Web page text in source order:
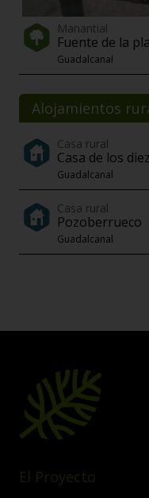
Manantial
Fuente de la
Guadalcanal
Alojamientos
Casa rural
Casa de los
Guadalcanal
Casa rural
Pozoberrueco
Guadalcanal
El Proyecto